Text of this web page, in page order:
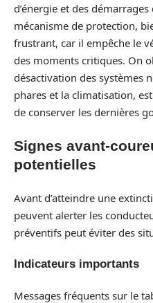
d’énergie et des
mécanisme de protection,
frustrant, car il empêche le
des moments critiques. On
désactivation des systèmes
phares et la climatisation,
de conserver les dernières
Signes avant-
potentielles
Avant d’atteindre une
peuvent alerter les
préventifs peut éviter des
Indicateurs importants
Messages fréquents sur le